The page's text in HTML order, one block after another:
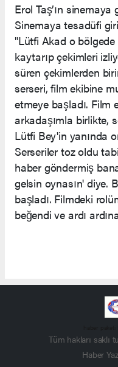
Erol Taş’ın
Sinemaya tesadüfi
"Lütfi Akad o
kaytarıp çekimleri
süren çekimlerden
serseri, film ekibine
etmeye başladı.
arkadaşımla birlikte,
Lütfi Bey'in yanında
Serseriler toz oldu
haber göndermiş
gelsin oynasın' diye.
başladı. Filmdeki
beğendi ve ardı
Tüm hakları saklı
Haber